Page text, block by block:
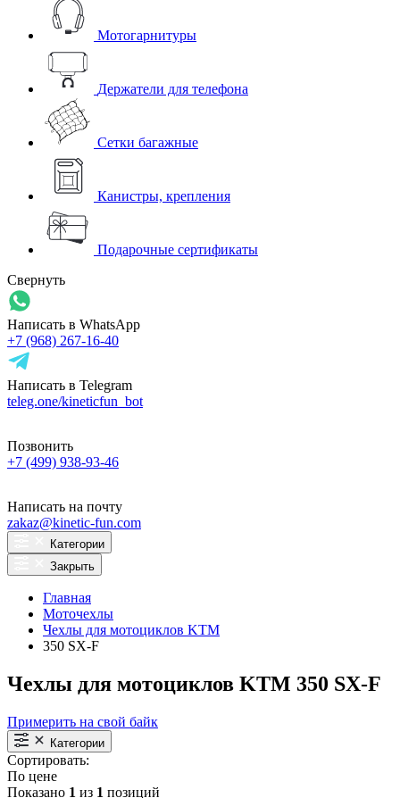
Мотогарнитуры
Держатели для телефона
Сетки багажные
Канистры, крепления
Подарочные сертификаты
Свернуть
Написать в WhatsApp
+7 (968) 267-16-40
Написать в Telegram
teleg.one/kineticfun_bot
Позвонить
+7 (499) 938-93-46
Написать на почту
zakaz@kinetic-fun.com
Категории
Закрыть
Главная
Моточехлы
Чехлы для мотоциклов KTM
350 SX-F
Чехлы для мотоциклов KTM 350 SX-F
Примерить на свой байк
Категории
Сортировать:
По цене
Показано 1 из 1 позиций